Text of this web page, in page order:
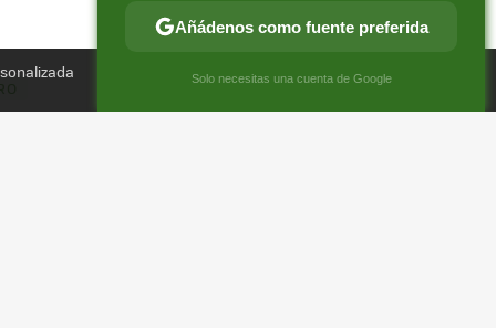
Compartir
FACEBOOK
X
E-
Añádenos como fuente preferida
Solo necesitas una cuenta de Google